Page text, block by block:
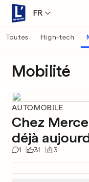
FR
Toutes High-tech
Mobilité
AUTOMOBILE
Chez
déjà
1 31 3